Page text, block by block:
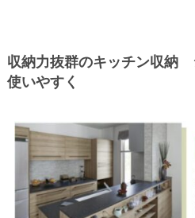
収納力抜群のキッチン収納
使いやすく